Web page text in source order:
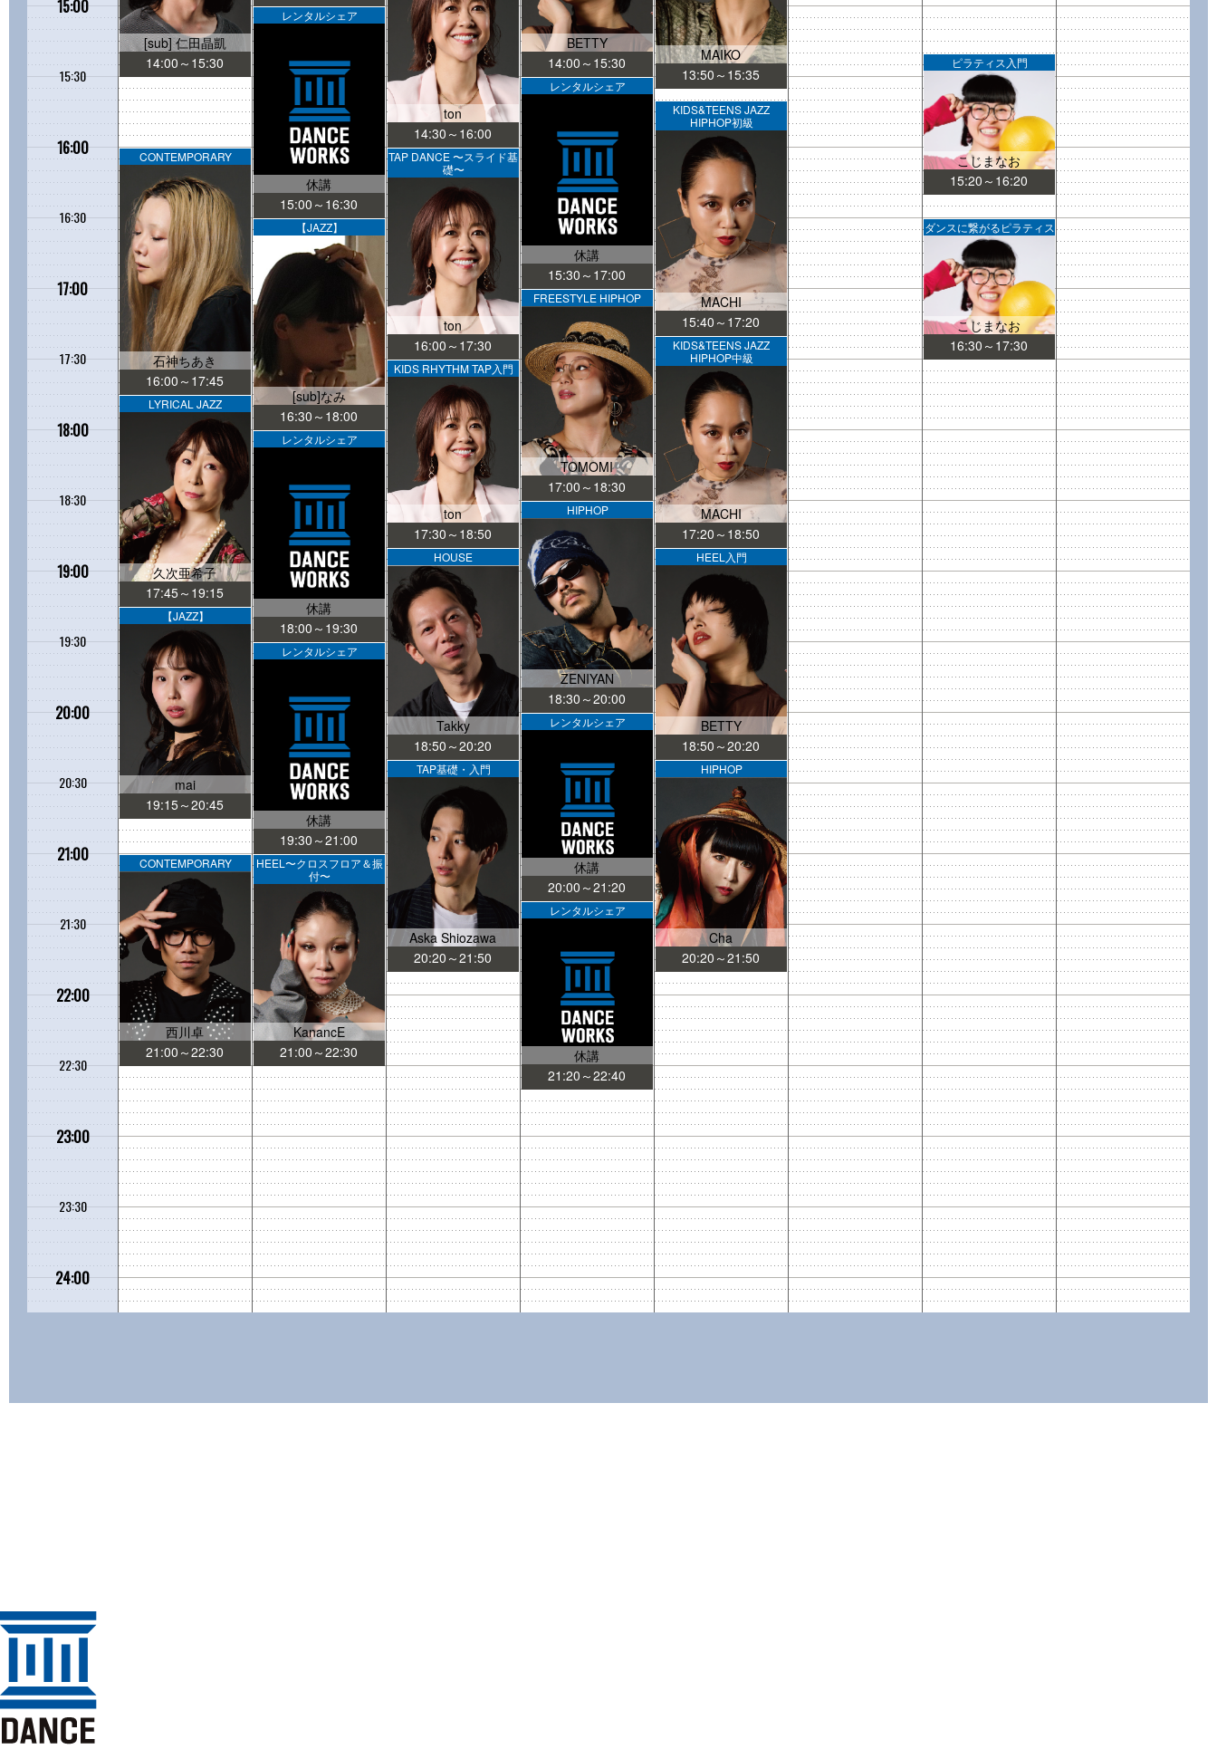
15:00
15:30
16:00
16:30
17:00
17:30
18:00
18:30
19:00
19:30
20:00
20:30
21:00
21:30
22:00
22:30
23:00
23:30
24:00
[sub] 仁田晶凱
14:00～15:30
CONTEMPORARY
石神ちあき
16:00～17:45
LYRICAL JAZZ
久次亜希子
17:45～19:15
【JAZZ】
mai
19:15～20:45
CONTEMPORARY
西川卓
21:00～22:30
レンタルシェア
休講
15:00～16:30
【JAZZ】
[sub]なみ
16:30～18:00
レンタルシェア
休講
18:00～19:30
レンタルシェア
休講
19:30～21:00
HEEL〜クロスフロア＆振
付〜
KanancE
21:00～22:30
ton
14:30～16:00
TAP DANCE 〜スライド基
礎〜
ton
16:00～17:30
KIDS RHYTHM TAP入門
ton
17:30～18:50
HOUSE
Takky
18:50～20:20
TAP基礎・入門
Aska Shiozawa
20:20～21:50
BETTY
14:00～15:30
レンタルシェア
休講
15:30～17:00
FREESTYLE HIPHOP
TOMOMI
17:00～18:30
HIPHOP
ZENIYAN
18:30～20:00
レンタルシェア
休講
20:00～21:20
レンタルシェア
休講
21:20～22:40
MAIKO
13:50～15:35
KIDS&TEENS JAZZ
HIPHOP初級
MACHI
15:40～17:20
KIDS&TEENS JAZZ
HIPHOP中級
MACHI
17:20～18:50
HEEL入門
BETTY
18:50～20:20
HIPHOP
Cha
20:20～21:50
ピラティス入門
こじまなお
15:20～16:20
ダンスに繋がるピラティス
こじまなお
16:30～17:30